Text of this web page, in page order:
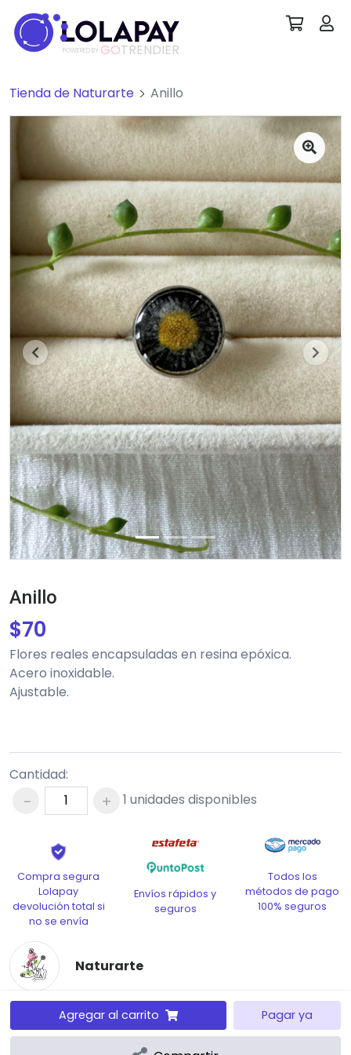
POWERED BY GOTRENDIER
Tienda de Naturarte Anillo
Previous Next
Anillo
$70
Flores reales encapsuladas en resina epóxica.
Acero inoxidable.
Ajustable.
Cantidad:
- + 1 unidades disponibles
Agregar al carrito Pagar ya
Compra segura
Lolapay
devolución total si
no se envía
Envíos rápidos y
seguros
Todos los
métodos de pago
100% seguros
Naturarte
Opciones de envío:
A DOMICILIO